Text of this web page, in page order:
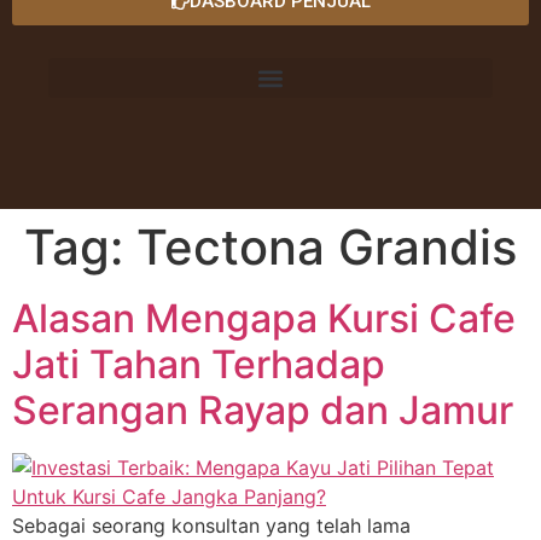
Tag: Tectona Grandis
Alasan Mengapa Kursi Cafe
Jati Tahan Terhadap
Serangan Rayap dan Jamur
Sebagai seorang konsultan yang telah lama